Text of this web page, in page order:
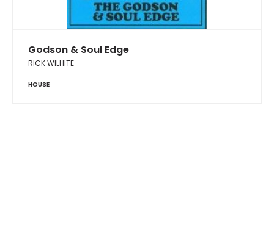
Godson & Soul Edge
RICK WILHITE
HOUSE